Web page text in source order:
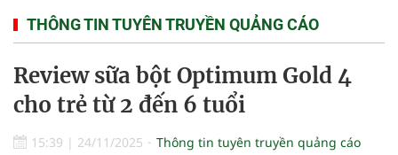
THÔNG TIN TUYÊN TRUYỀN QUẢNG CÁO
Review sữa bột Optimum Gold 4
cho trẻ từ 2 đến 6 tuổi
15:39 | 24/11/2025 Thông tin tuyên truyền quảng cáo